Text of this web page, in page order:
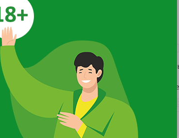
крепкими побегами и ланцетными, темно-
собранными в крупные, метельчатые